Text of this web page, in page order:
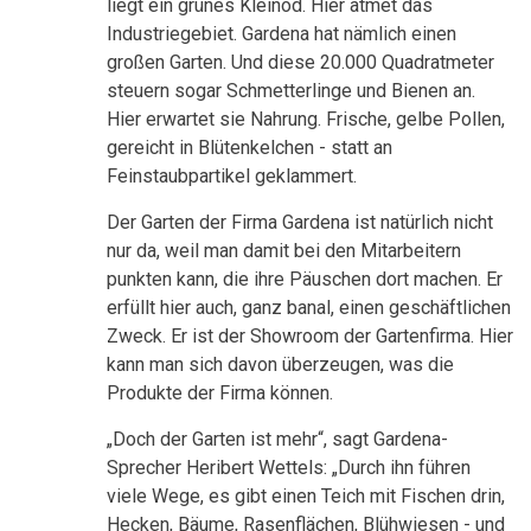
liegt ein grünes Kleinod. Hier atmet das
Industriegebiet. Gardena hat nämlich einen
großen Garten. Und diese 20.000 Quadratmeter
steuern sogar Schmetterlinge und Bienen an.
Hier erwartet sie Nahrung. Frische, gelbe Pollen,
gereicht in Blütenkelchen - statt an
Feinstaubpartikel geklammert.
Der Garten der Firma Gardena ist natürlich nicht
nur da, weil man damit bei den Mitarbeitern
punkten kann, die ihre Päuschen dort machen. Er
erfüllt hier auch, ganz banal, einen geschäftlichen
Zweck. Er ist der Showroom der Gartenfirma. Hier
kann man sich davon überzeugen, was die
Produkte der Firma können.
„Doch der Garten ist mehr“, sagt Gardena-
Sprecher Heribert Wettels: „Durch ihn führen
viele Wege, es gibt einen Teich mit Fischen drin,
Hecken, Bäume, Rasenflächen, Blühwiesen - und